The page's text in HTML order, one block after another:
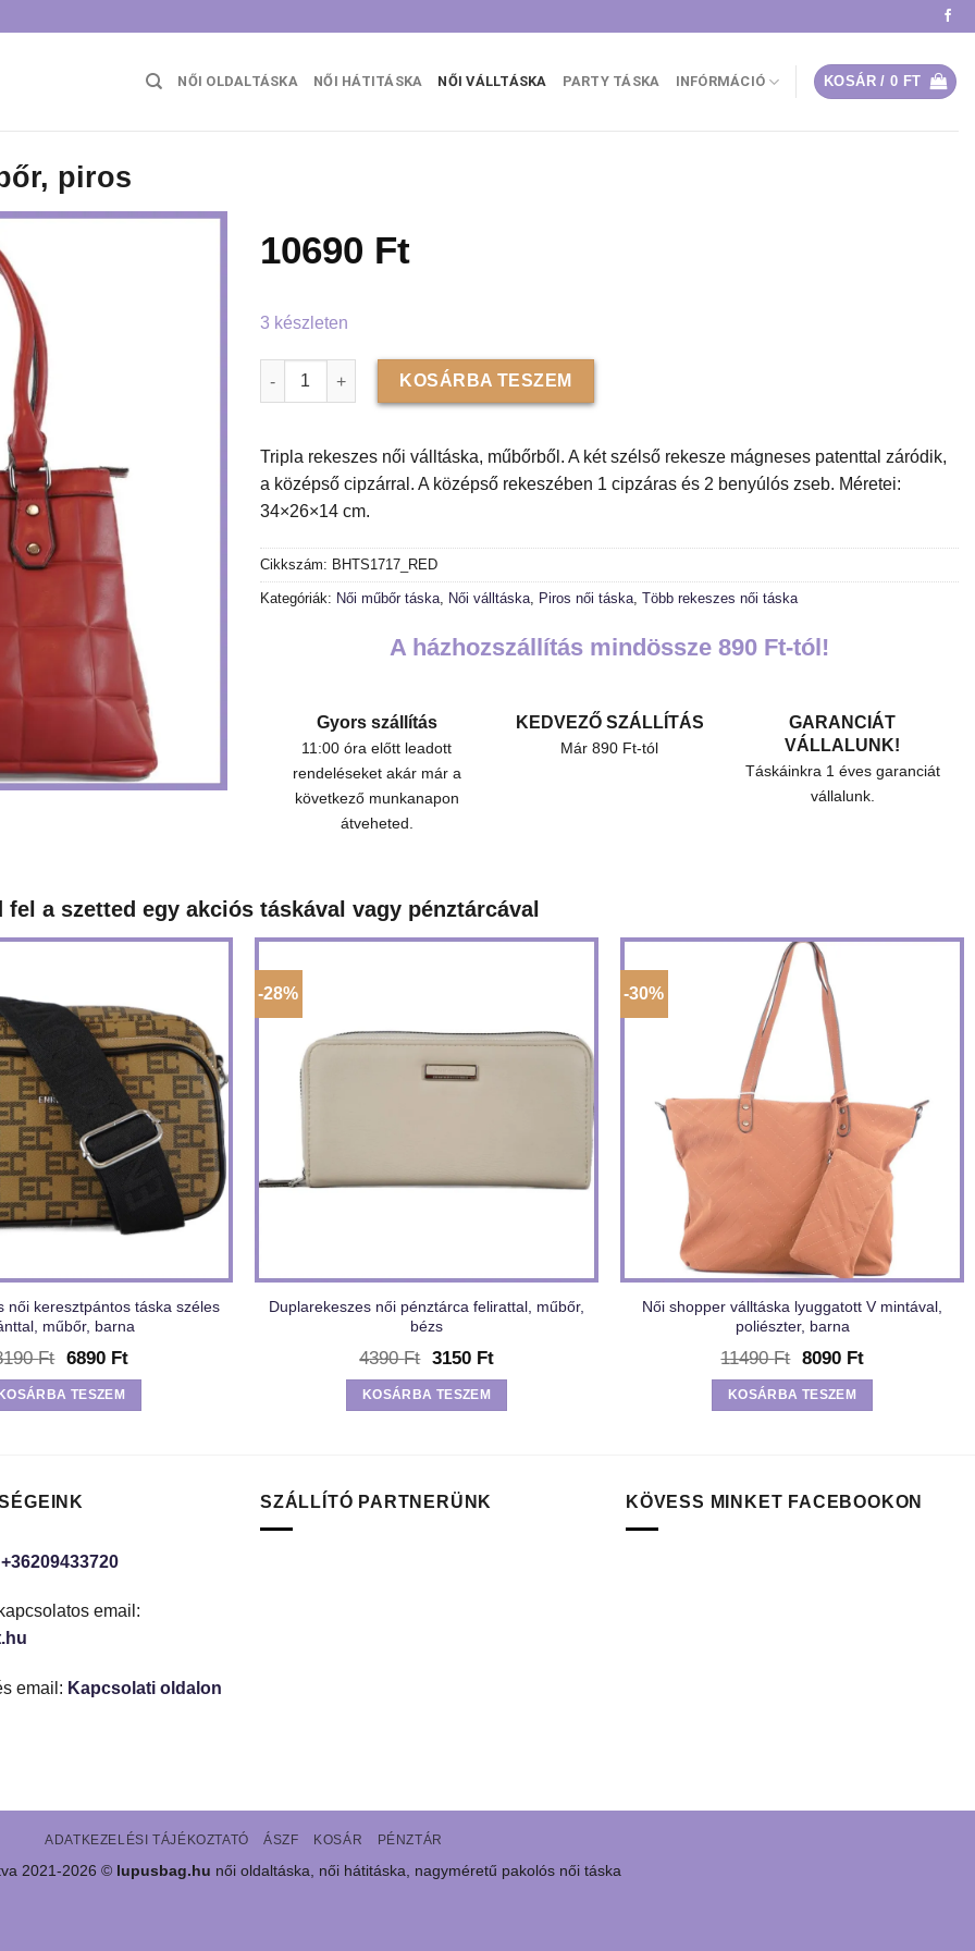
NŐI OLDALTÁSKA NŐI HÁTITÁSKA NŐI VÁLLTÁSKA PARTY TÁSKA INFÓRMÁCIÓ KOSÁR /0 FT
piros
10690 Ft
3 készleten
Tripla rekeszes női válltáska, műbőr, piros mennyiség
KOSÁRBA TESZEM
Tripla rekeszes női válltáska, műbőrből. A két szélső rekesze mágneses patenttal záródik,
a középső cipzárral. A középső rekeszében 1 cipzáras és 2 benyúlós zseb. Méretei:
34×26×14 cm.
Cikkszám: BHTS1717_RED
Kategóriák: Női műbőr táska Női válltáska Piros női táska Több rekeszes női táska
A házhozszállítás mindössze 890 Ft-tól!
Gyors szállítás
11:00 óra előtt leadott
rendeléseket akár már a
következő munkanapon
átveheted.
KEDVEZŐ SZÁLLÍTÁS
Már 890 Ft-tól
GARANCIÁT
VÁLLALUNK!
Táskáinkra 1 éves garanciát
vállalunk.
fel a szetted egy akciós táskával vagy pénztárcával
női keresztpántos táska széles
műbőr, barna
Ft Original
price
was:
8190 Ft.
6890 FtCurrent
price
6890 Ft.
TESZEM
-28%
Duplarekeszes női pénztárca felirattal, műbőr,
bézs
4390Ft Original
price
was:
4390 Ft.
3150 FtCurrent
price
3150 Ft.
KOSÁRBA TESZEM
-30%
Női shopper válltáska lyuggatott V mintával,
poliészter, barna
11490Ft Original
price
was:
11490 Ft.
8090 FtCurrent
price
8090 Ft.
KOSÁRBA TESZEM
+36209433720
email:
email: Kapcsolati oldalon
SZÁLLÍTÓ PARTNERÜNK KÖVESS MINKET FACEBOOKON
ADATKEZELÉSI TÁJÉKOZTATÓ ÁSZF KOSÁR PÉNZTÁR
2021-2026 © lupusbag.hu női oldaltáska, női hátitáska, nagyméretű pakolós női táska